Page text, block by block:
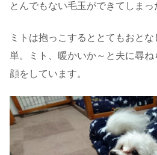
とんでもない毛玉ができてしまっ
ミトは抱っこするととてもおと
単。ミト、暖かいか～と夫に尋ね
顔をしています。